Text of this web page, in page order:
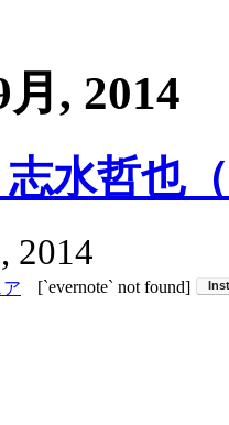
, 2014
水哲也
2014
[`evernote` not found]